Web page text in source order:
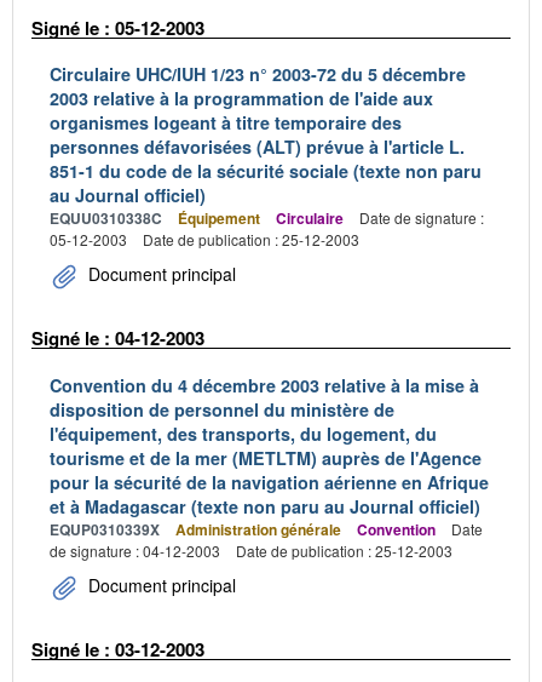
Signé le : 05-12-2003
Circulaire UHC/IUH 1/23 n° 2003-72 du 5 décembre
2003 relative à la programmation de l'aide aux
organismes logeant à titre temporaire des
personnes défavorisées (ALT) prévue à l'article L.
851-1 du code de la sécurité sociale (texte non paru
au Journal officiel)
EQUU0310338C Équipement Circulaire
Date de signature :
05-12-2003
Date de publication : 25-12-2003
Document principal
Signé le : 04-12-2003
Convention du 4 décembre 2003 relative à la mise à
disposition de personnel du ministère de
l'équipement, des transports, du logement, du
tourisme et de la mer (METLTM) auprès de l'Agence
pour la sécurité de la navigation aérienne en Afrique
et à Madagascar (texte non paru au Journal officiel)
EQUP0310339X Administration générale Convention
Date
de signature : 04-12-2003
Date de publication : 25-12-2003
Document principal
Signé le : 03-12-2003